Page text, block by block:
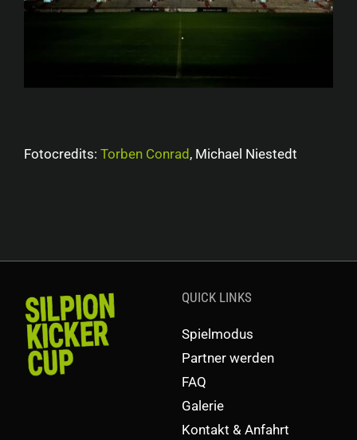
Fotocredits: Torben Conrad, Michael Niestedt
QUICK LINKS
Spielmodus
Partner werden
FAQ
Galerie
Kontakt & Anfahrt